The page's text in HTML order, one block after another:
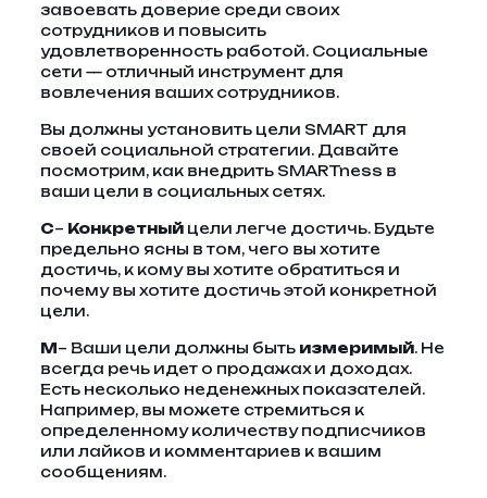
завоевать доверие среди своих
сотрудников и повысить
удовлетворенность работой. Социальные
сети — отличный инструмент для
вовлечения ваших сотрудников.
Вы должны установить цели SMART для
своей социальной стратегии. Давайте
посмотрим, как внедрить SMARTness в
ваши цели в социальных сетях.
С– Конкретныйцели легче достичь. Будьте
предельно ясны в том, чего вы хотите
достичь, к кому вы хотите обратиться и
почему вы хотите достичь этой конкретной
цели.
М– Ваши цели должны быть измеримый. Не
всегда речь идет о продажах и доходах.
Есть несколько неденежных показателей.
Например, вы можете стремиться к
определенному количеству подписчиков
или лайков и комментариев к вашим
сообщениям.